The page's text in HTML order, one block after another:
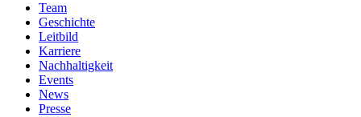
Team
Geschichte
Leitbild
Karriere
Nachhaltigkeit
Events
News
Presse